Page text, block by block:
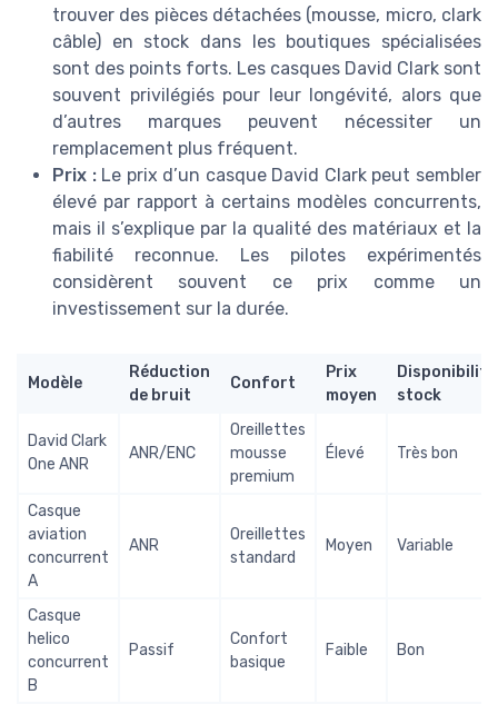
trouver des pièces détachées (mousse, micro, clark
câble) en stock dans les boutiques spécialisées
sont des points forts. Les casques David Clark sont
souvent privilégiés pour leur longévité, alors que
d’autres marques peuvent nécessiter un
remplacement plus fréquent.
Prix :Le prix d’un casque David Clark peut sembler
élevé par rapport à certains modèles concurrents,
mais il s’explique par la qualité des matériaux et la
fiabilité reconnue. Les pilotes expérimentés
considèrent souvent ce prix comme un
investissement sur la durée.
Modèle
Réduction
de bruit
Confort
Prix
moyen
Disponibilité
stock
David Clark
One ANR
ANR/ENC
Oreillettes
mousse
premium
Élevé Très bon
Casque
aviation
concurrent
A
ANR
Oreillettes
standard
Moyen Variable
Casque
helico
concurrent
B
Passif
Confort
basique
Faible Bon